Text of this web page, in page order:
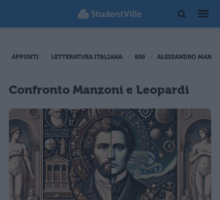
APPUNTI LETTERATURA ITALIANA 800 ALESSANDRO
Confronto Manzoni e Leopardi